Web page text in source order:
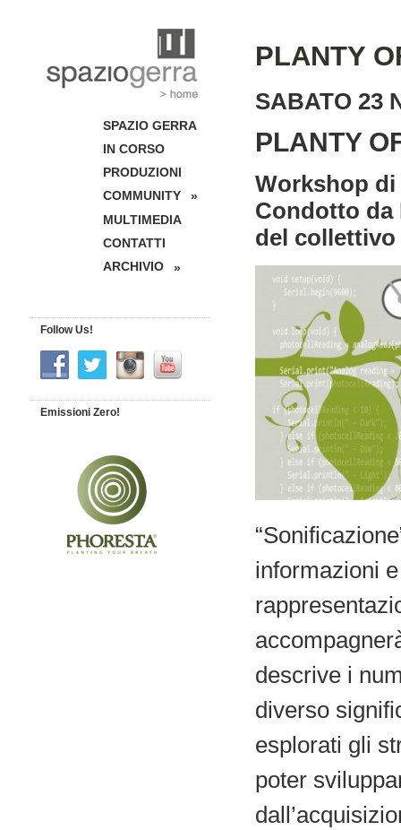
PLANTY
SABATO 23
PLANTY
Workshop
Condotto da
del collettivo
informazioni
descrive i
diverso
esplorati gli
poter
SPAZIO GERRA
IN CORSO
PRODUZIONI
COMMUNITY
»
MULTIMEDIA
CONTATTI
ARCHIVIO
»
Follow Us!
Emissioni Zero!